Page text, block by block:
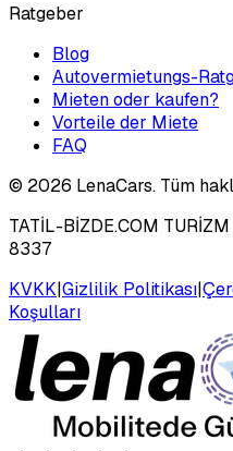
Ratgeber
Blog
Autovermietungs-
Mieten oder kaufen?
Vorteile der Miete
FAQ
© 2026 LenaCars. Tüm
TATİL-BİZDE.COM TURİZM
8337
KVKK|Gizlilik Politikası|
Koşulları